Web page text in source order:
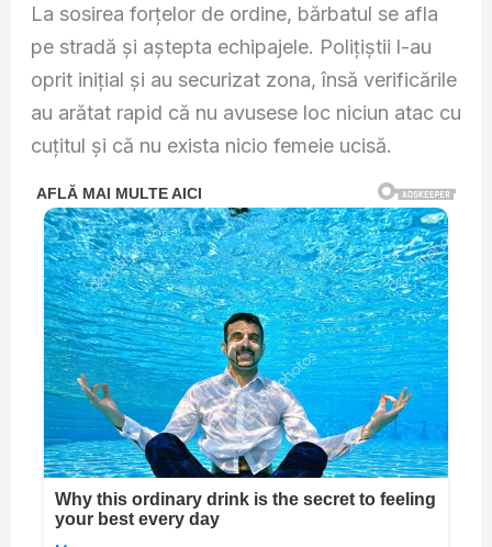
La sosirea forțelor de ordine, bărbatul se afla
pe stradă și aștepta echipajele. Polițiștii l-au
oprit inițial și au securizat zona, însă verificările
au arătat rapid că nu avusese loc niciun atac cu
cuțitul și că nu exista nicio femeie ucisă.